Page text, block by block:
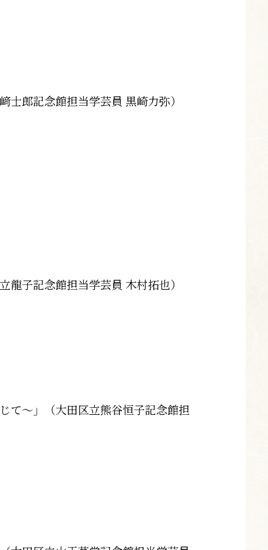
士郎記念館担当学芸員 黒崎力弥）
龍子記念館担当学芸員 木村拓也）
て～」（大田区立熊谷恒子記念館担